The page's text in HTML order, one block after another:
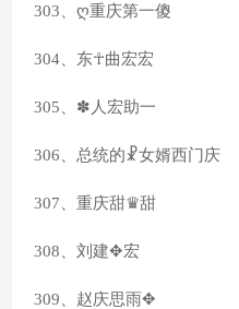
303、ღ重庆第一傻
304、东☥曲宏宏
305、✽人宏助一
306、总统的☧女婿西门庆
307、重庆甜♛甜
308、刘建✥宏
309、赵庆思雨✥